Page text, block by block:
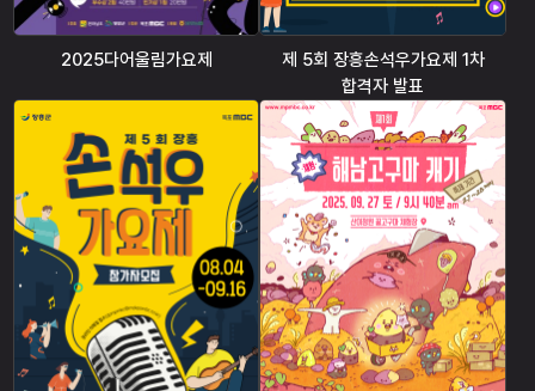
2025다어울림가요제
제 5회 장흥손석우가요제 1차
합격자 발표